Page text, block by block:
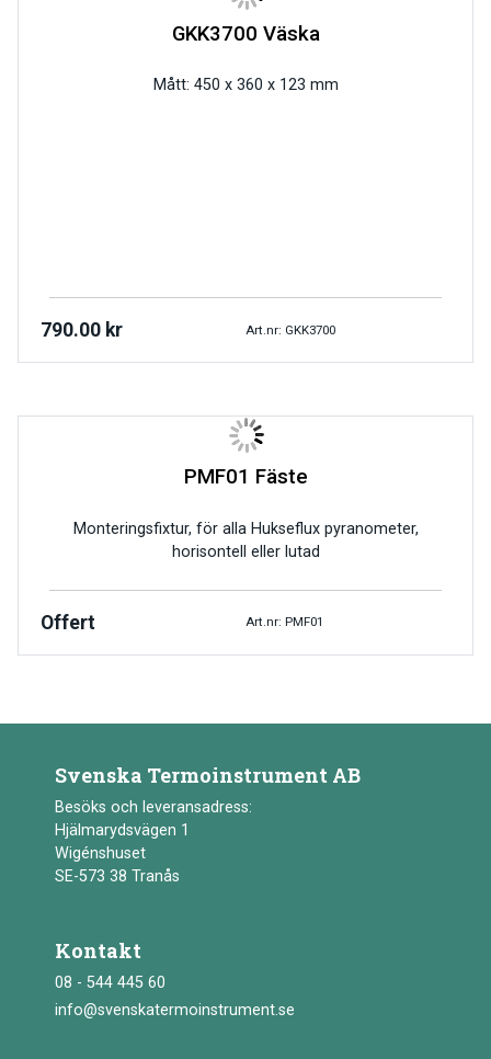
GKK3700 Väska
Mått: 450 x 360 x 123 mm
790.00 kr Art.nr: GKK3700
PMF01 Fäste
Monteringsfixtur, för alla Hukseflux pyranometer,
horisontell eller lutad
Offert Art.nr: PMF01
Svenska Termoinstrument AB
Besöks och leveransadress:
Hjälmarydsvägen 1
Wigénshuset
SE-573 38 Tranås
Kontakt
08 - 544 445 60
info@svenskatermoinstrument.se